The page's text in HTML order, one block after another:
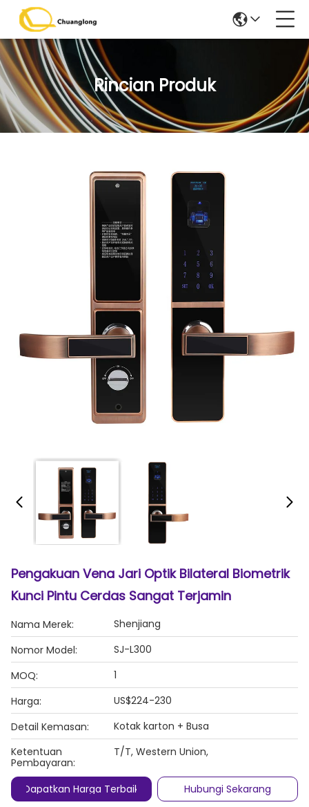
Rincian Produk
Pengakuan Vena Jari Optik Bilateral Biometrik
Kunci Pintu Cerdas Sangat Terjamin
Nama Merek:
Shenjiang
Nomor Model:
SJ-L300
MOQ:
1
Harga:
US$224-230
Detail Kemasan:
Kotak karton + Busa
Ketentuan
Pembayaran:
T/T, Western Union,
Dapatkan Harga Terbaik Hubungi Sekarang